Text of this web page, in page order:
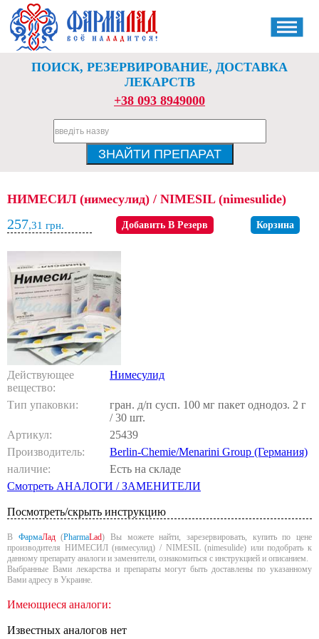
ПОИСК, РЕЗЕРВИРОВАНИЕ, ДОСТАВКА
ЛЕКАРСТВ
+38 093 8949000
НИМЕСИЛ (нимесулид) / NIMESIL (nimesulide)
257,31 грн. Добавить В Резерв Корзина
Действующее
вещество:
Нимесулид
Тип упаковки:
гран. д/п сусп. 100 мг пакет однодоз. 2 г
/ 30 шт.
Артикул:
25439
Производитель:
Berlin-Chemie/Menarini Group (Германия)
наличие:
Есть на складе
Смотреть АНАЛОГИ / ЗАМЕНИТЕЛИ
Посмотреть/скрыть инструкцию
В ФармаЛад(PharmaLad) Вы можете найти, зарезервировать, купить по цене
производителя НИМЕСИЛ (нимесулид) / NIMESIL (nimesulide) или подобрать к
данному препарату аналоги и заменители, ознакомиться с инструкцией и описанием.
Выбранные Вами лекарства и препараты могут быть доставлены по указанному
Вами адресу в Украине.
Имеющиеся аналоги:
Известных аналогов нет